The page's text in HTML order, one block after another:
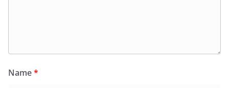
Name*